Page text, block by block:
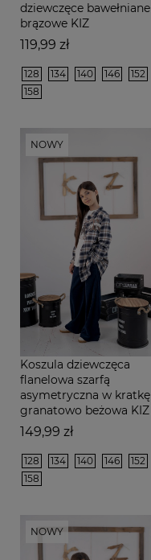
dziewczęce bawełniane
brązowe KIZ
Cena
119,99 zł
128 134 140 146
152
158
Koszula dziewczęca
flanelowa szarfą
asymetryczna w kratkę
granatowo beżowa KIZ
Cena
149,99 zł
NOWY
128 134 140 146
152
158
NOWY